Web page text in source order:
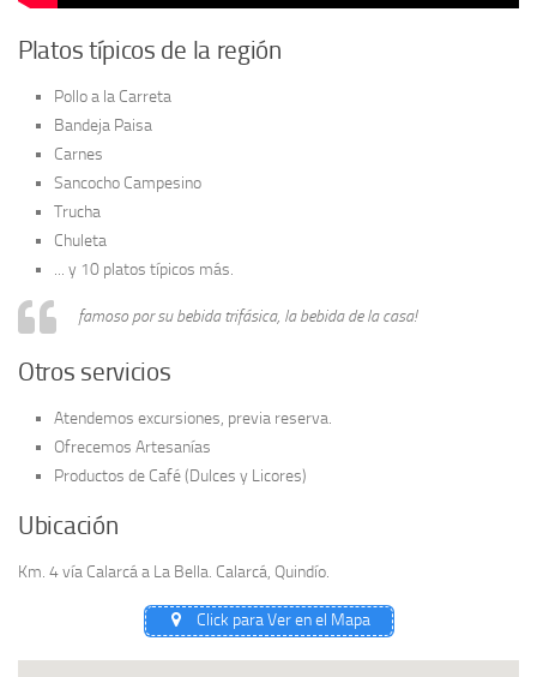
Platos típicos de la región
Pollo a la Carreta
Bandeja Paisa
Carnes
Sancocho Campesino
Trucha
Chuleta
... y 10 platos típicos más.
famoso por su bebida trifásica, la bebida de la casa!
Otros servicios
Atendemos excursiones, previa reserva.
Ofrecemos Artesanías
Productos de Café (Dulces y Licores)
Ubicación
Km. 4 vía Calarcá a La Bella. Calarcá, Quindío.
Click para Ver en el Mapa